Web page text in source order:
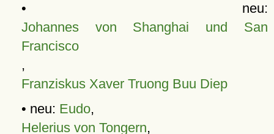
• neu:
Johannes von Shanghai und San
Francisco
,
Franziskus Xaver Truong Buu Diep
• neu: Eudo,
Helerius von Tongern,